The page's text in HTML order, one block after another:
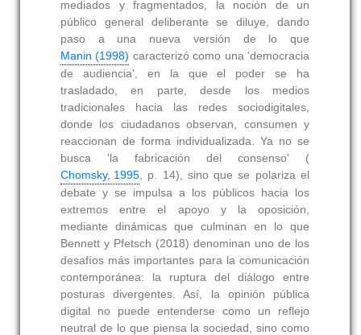
mediados y fragmentados, la noción de un
público general deliberante se diluye, dando
paso a una nueva versión de lo que
Manin (1998) caracterizó como una 'democracia
de audiencia', en la que el poder se ha
trasladado, en parte, desde los medios
tradicionales hacia las redes sociodigitales,
donde los ciudadanos observan, consumen y
reaccionan de forma individualizada. Ya no se
busca 'la fabricación del consenso' (
Chomsky, 1995 , p. 14), sino que se polariza el
debate y se impulsa a los públicos hacia los
extremos entre el apoyo y la oposición,
mediante dinámicas que culminan en lo que
Bennett y Pfetsch (2018) denominan uno de los
desafíos más importantes para la comunicación
contemporánea: la ruptura del diálogo entre
posturas divergentes. Así, la opinión pública
digital no puede entenderse como un reflejo
neutral de lo que piensa la sociedad, sino como